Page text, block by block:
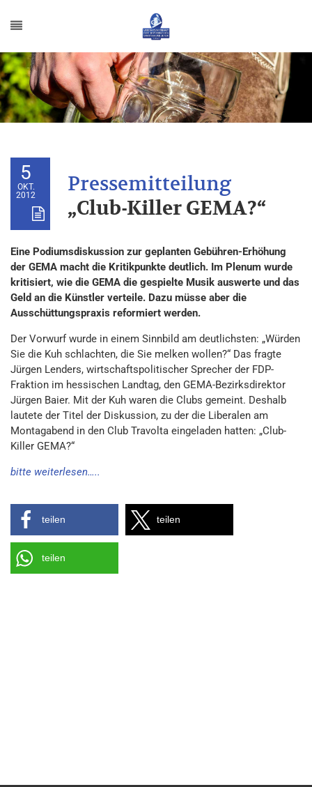
5
OKT.
2012
„Club-Killer GEMA?“
Eine Podiumsdiskussion zur geplanten Gebühren-Erhöhung
der GEMA macht die Kritikpunkte deutlich. Im Plenum wurde
kritisiert, wie die GEMA die gespielte Musik auswerte und das
Geld an die Künstler verteile. Dazu müsse aber die
Ausschüttungspraxis reformiert werden.
Der Vorwurf wurde in einem Sinnbild am deutlichsten: „Würden
Sie die Kuh schlachten, die Sie melken wollen?“ Das fragte
Jürgen Lenders, wirtschaftspolitischer Sprecher der FDP-
Fraktion im hessischen Landtag, den GEMA-Bezirksdirektor
Jürgen Baier. Mit der Kuh waren die Clubs gemeint. Deshalb
lautete der Titel der Diskussion, zu der die Liberalen am
Montagabend in den Club Travolta eingeladen hatten: „Club-
Killer GEMA?“
bitte weiterlesen…..
teilen teilen
teilen